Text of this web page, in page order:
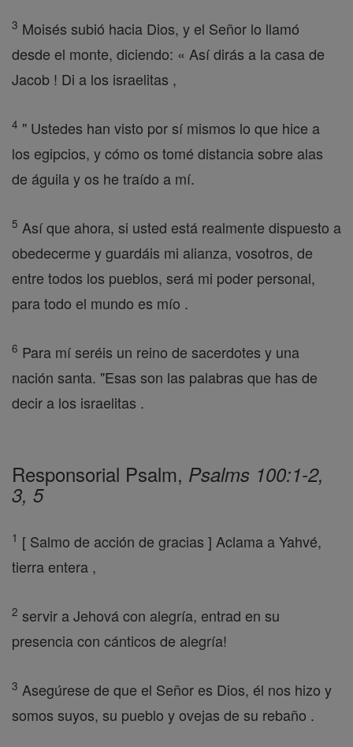
3 Moisés subió hacia Dios, y el Señor lo llamó
desde el monte, diciendo: « Así dirás a la casa de
Jacob ! Di a los israelitas ,
4 " Ustedes han visto por sí mismos lo que hice a
los egipcios, y cómo os tomé distancia sobre alas
de águila y os he traído a mí.
5 Así que ahora, si usted está realmente dispuesto a
obedecerme y guardáis mi alianza, vosotros, de
entre todos los pueblos, será mi poder personal,
para todo el mundo es mío .
6 Para mí seréis un reino de sacerdotes y una
nación santa. "Esas son las palabras que has de
decir a los israelitas .
Responsorial Psalm, Psalms 100:1-2,
3, 5
1 [ Salmo de acción de gracias ] Aclama a Yahvé,
tierra entera ,
2 servir a Jehová con alegría, entrad en su
presencia con cánticos de alegría!
3 Asegúrese de que el Señor es Dios, él nos hizo y
somos suyos, su pueblo y ovejas de su rebaño .